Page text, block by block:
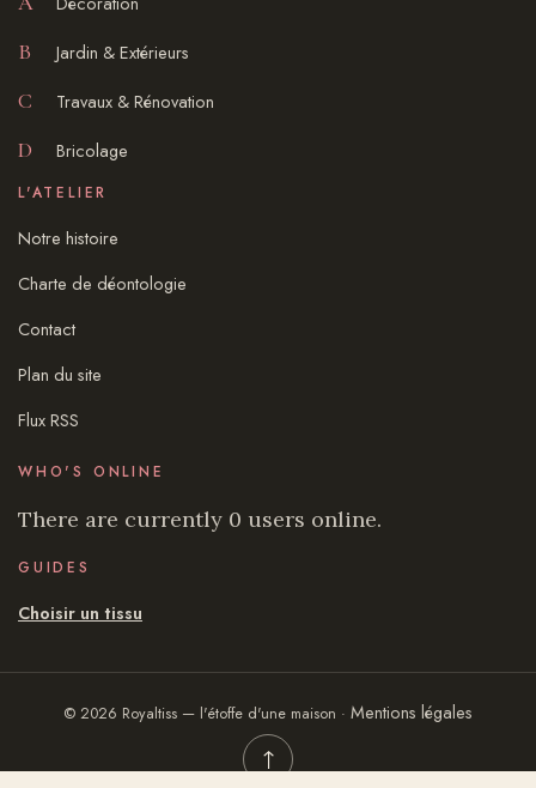
B Jardin & Extérieurs
C Travaux & Rénovation
D Bricolage
L'ATELIER
Notre histoire
Charte de déontologie
Contact
Plan du site
Flux RSS
WHO'S ONLINE
There are currently 0 users online.
GUIDES
Choisir un tissu
© 2026 Royaltiss — l'étoffe d'une maison · Mentions légales
↑